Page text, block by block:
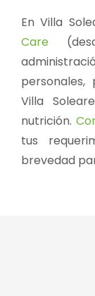
En Villa
Care
Villa
nutrición.
tus
brevedad